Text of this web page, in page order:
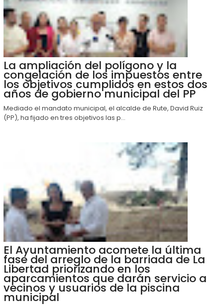
La ampliación del polígono y la
congelación de los impuestos entre
los objetivos cumplidos en estos dos
años de gobierno municipal del PP
Mediado el mandato municipal, el alcalde de Rute, David Ruiz
(PP), ha fijado en tres objetivos las p...
El Ayuntamiento acomete la última
fase del arreglo de la barriada de La
Libertad priorizando en los
aparcamientos que darán servicio a
vecinos y usuarios de la piscina
municipal